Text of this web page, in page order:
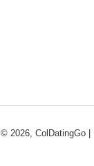
© 2026, ColDatingGo |